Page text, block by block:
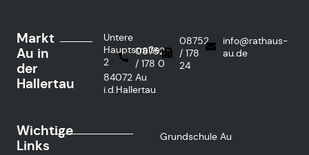
Markt
Au in
der
Hallertau
Untere
Hauptstraße
2
84072 Au
i.d.Hallertau
08752
/ 178 0
08752
/ 178
24
info@rathaus-
au.de
Wichtige
Links
Grundschule Au